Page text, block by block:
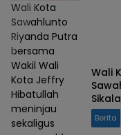
Wali Kota
Sawahlunto
Riyanda Putra
bersama
Wakil Wali
Kota Jeffry
Hibatullah
meninjau
sekaligus
Wali
Berita